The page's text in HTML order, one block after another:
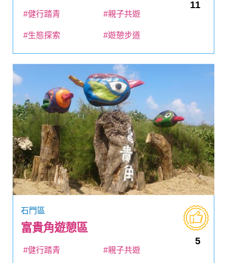
11
#健行踏青 #親子共遊
#生態探索 #遊憩步道
石門區
富貴角遊憩區
5
#健行踏青 #親子共遊